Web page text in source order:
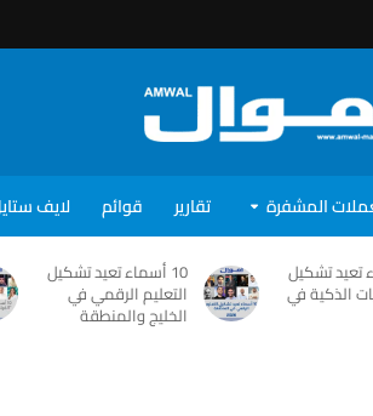
المشفرة تقارير قوائم لايف
تعيد تشكيل
الذكية في
10 أسماء تعيد تشكيل
التعليم الرقمي في
الخليج والمنطقة